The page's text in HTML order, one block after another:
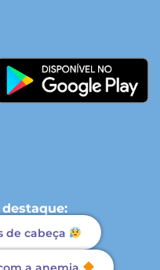
de cabeça